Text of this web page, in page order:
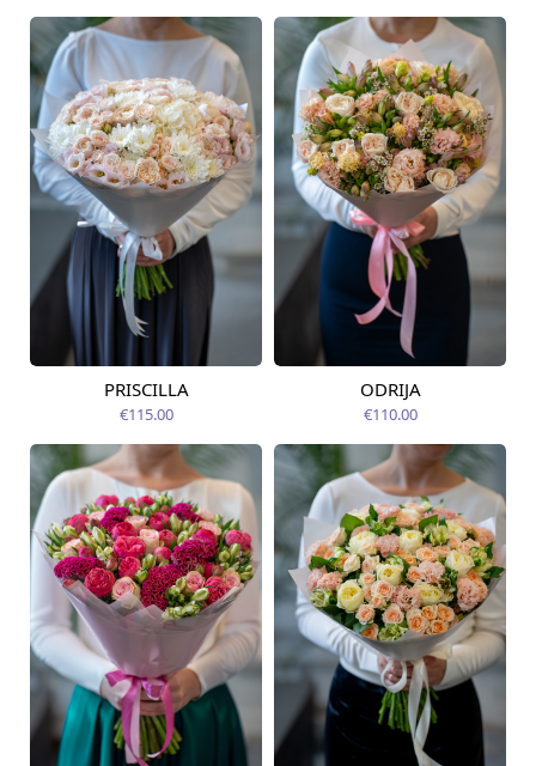
Pieejams šodien
PRISCILLA
€115.00
Pieejams šodien
ODRIJA
€110.00